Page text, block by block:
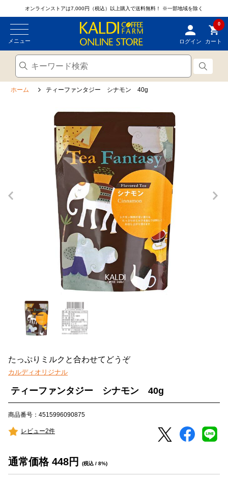
オンラインストアは7,000円（税込）以上購入で送料無料！ ※一部地域を除く
メニュー ログイン
0
カート
ホーム ティーファンタジー シナモン 40g
たっぷりミルクと合わせてどうぞ
カルディオリジナル
ティーファンタジー シナモン 40g
商品番号：4515996090875
レビュー2件
通常価格 448円 (税込 / 8%)